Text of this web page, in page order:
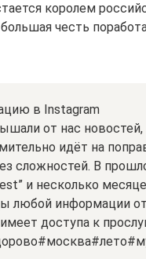
королем
честь
в Instagram
от нас
идёт на
сложностей. В
и несколько
любой информации
доступа к